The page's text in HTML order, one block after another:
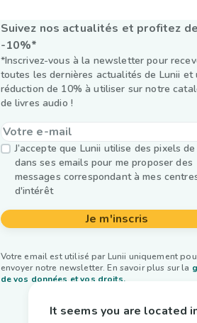
Suivez nos actualités et profitez de
-10%*
*Inscrivez-vous à la newsletter pour
toutes les dernières actualités de Lunii et
réduction de 10% à utiliser sur notre
de livres audio !
J’accepte que Lunii utilise des pixels
dans ses emails pour me proposer des
messages correspondant à mes
d'intérêt
Je m'inscris
Votre email est utilisé par Lunii uniquement
envoyer notre newsletter. En savoir plus sur la
de vos données et vos droits.
It seems you are located